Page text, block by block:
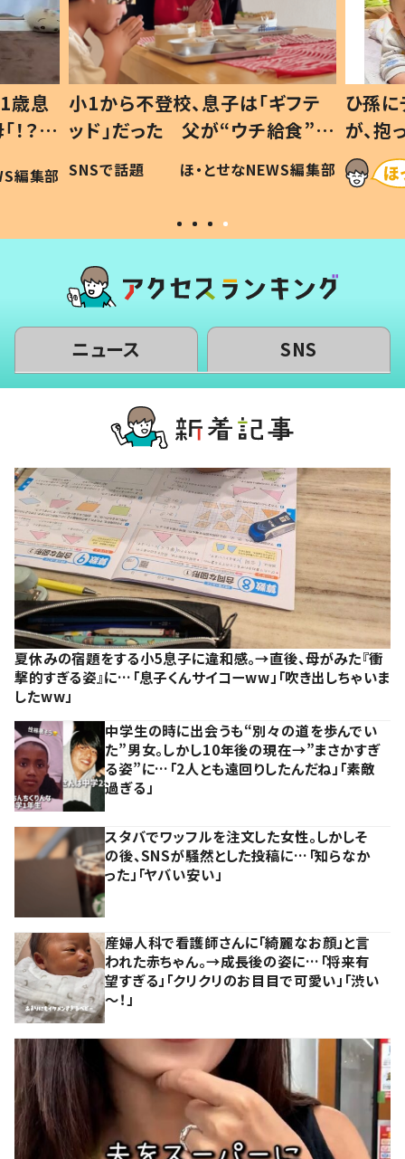
小1から不登校、息子は「ギフテ
ッド」だった 父が“ウチ給食”を
作り続ける理由とは #令和の親
#令和の子
SNSで話題 ほ・とせなNEWS編集部
ひ孫にデレデ
が、抱っこす
「涙が出まし
い」
ニュース SNS
夏休みの宿題をする小5息子に違和感。→直後、母がみた『衝
撃的すぎる姿』に…「息子くんサイコーww」「吹き出しちゃいま
したww」
中学生の時に出会うも“別々の道を歩んでい
た”男女。しかし10年後の現在→”まさかすぎ
る姿”に…「2人とも遠回りしたんだね」「素敵
過ぎる」
スタバでワッフルを注文した女性。しかしそ
の後、SNSが騒然とした投稿に…「知らなか
った」「ヤバい安い」
産婦人科で看護師さんに「綺麗なお顔」と言
われた赤ちゃん。→成長後の姿に…「将来有
望すぎる」「クリクリのお目目で可愛い」「渋い
～！」